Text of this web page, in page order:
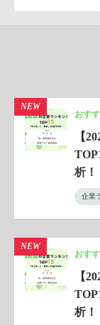
NEW
おす
【
析！
企業
NEW
おす
【
析！